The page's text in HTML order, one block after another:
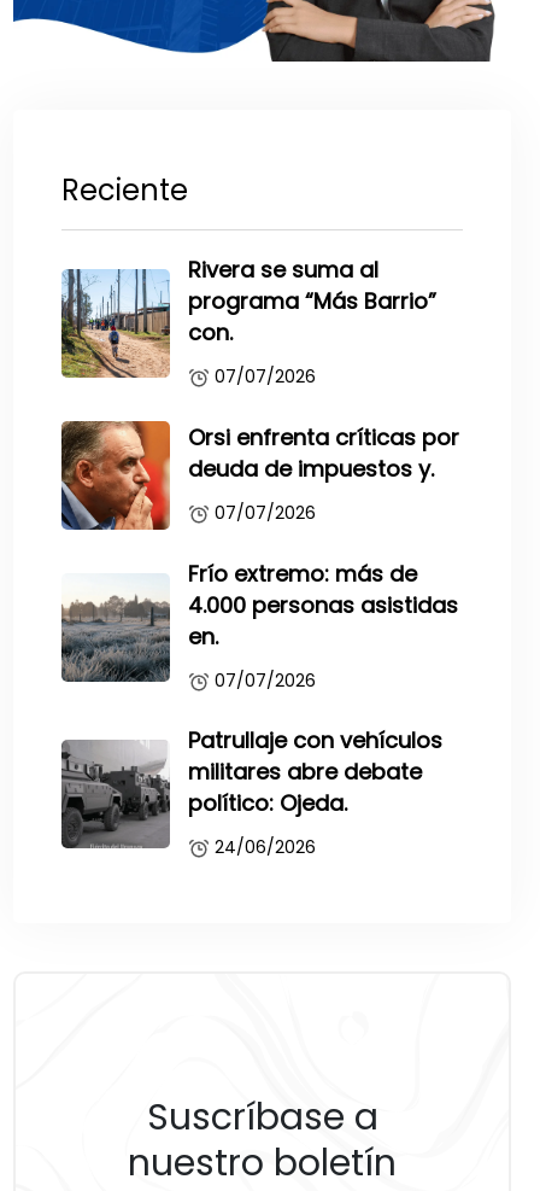
Reciente
Rivera se suma al
programa “Más Barrio”
con.
07/07/2026
Orsi enfrenta críticas por
deuda de impuestos y.
07/07/2026
Frío extremo: más de
4.000 personas asistidas
en.
07/07/2026
Patrullaje con vehículos
militares abre debate
político: Ojeda.
24/06/2026
Suscríbase a
nuestro boletín